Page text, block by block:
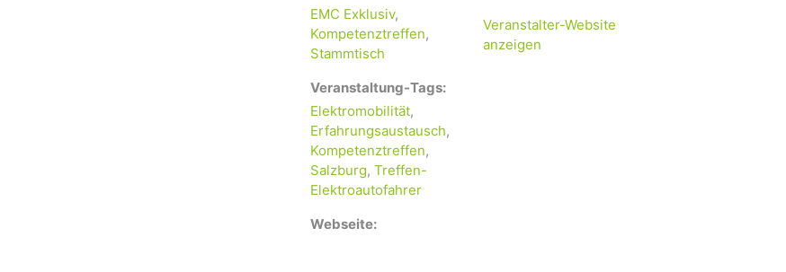
EMC Exklusiv,
Kompetenztreffen,
Stammtisch
Veranstaltung-Tags:
Elektromobilität,
Erfahrungsaustausch,
Kompetenztreffen,
Salzburg, Treffen-
Elektroautofahrer
Webseite:
Veranstalter-Website
anzeigen